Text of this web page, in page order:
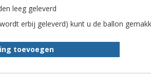
leeg geleverd
erbij geleverd) kunt u de ballon
toevoegen